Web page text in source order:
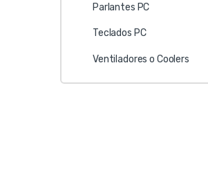
Parlantes PC
Teclados PC
Ventiladores o Coolers